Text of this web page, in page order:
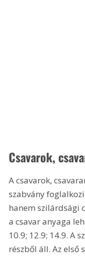
Csavarok,
A csavarok,
szabvány
hanem szilárdsági
a csavar anyaga
10.9; 12.9; 14.9. A
részből áll. Az első